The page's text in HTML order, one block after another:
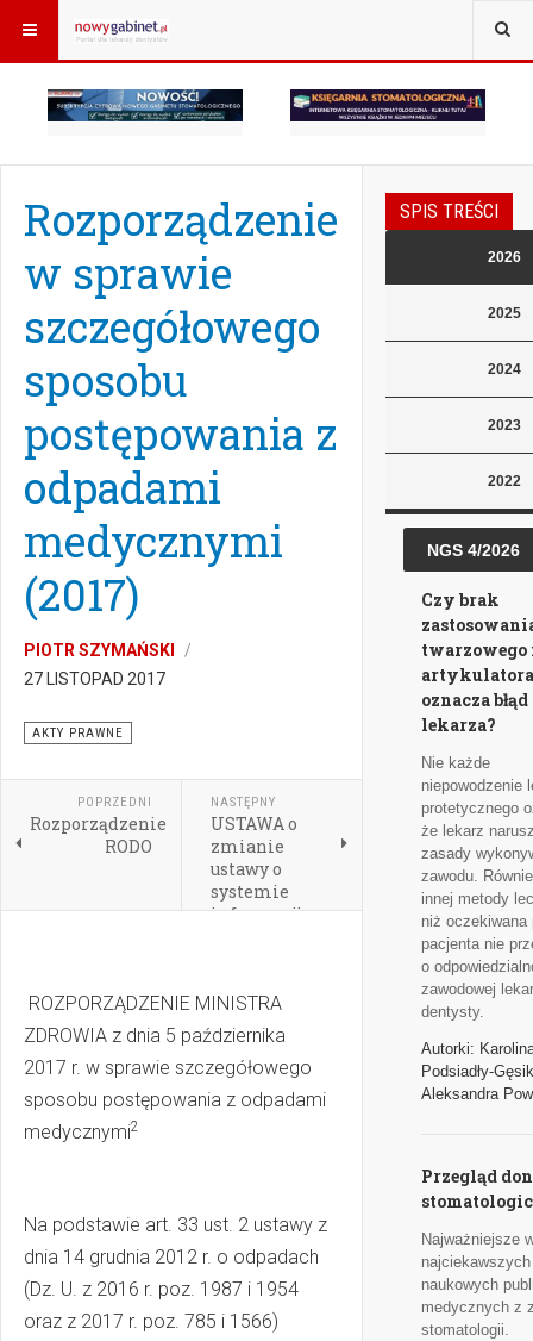
Rozporządzenie
w sprawie
szczegółowego
sposobu
postępowania z
odpadami
medycznymi
(2017)
PIOTR SZYMAŃSKI
27 LISTOPAD 2017
AKTY PRAWNE
POPRZEDNI
Rozporządzenie
RODO
NASTĘPNY
USTAWA o
zmianie
ustawy o
systemie
informacji w
innych ustaw
(2017)
ROZPORZĄDZENIE MINISTRA
ZDROWIA z dnia 5 października
2017 r. w sprawie szczegółowego
sposobu postępowania z odpadami
medycznymi2
Na podstawie art. 33 ust. 2 ustawy z
dnia 14 grudnia 2012 r. o odpadach
(Dz. U. z 2016 r. poz. 1987 i 1954
oraz z 2017 r. poz. 785 i 1566)
SPIS TREŚCI
2026
2025
2024
2023
2022
NGS 4/2026
Czy brak
twarzowego
artykulatora
oznacza błąd
lekarza?
Nie każde
niepowodzenie
protetycznego
że lekarz
zasady
zawodu.
innej metody
niż oczekiwana
pacjenta nie
o
zawodowej
dentysty.
Autorki:
Podsiadły-
Aleksandra
Przegląd
Najważniejsze
najciekawszych
naukowych
medycznych z
stomatologii.